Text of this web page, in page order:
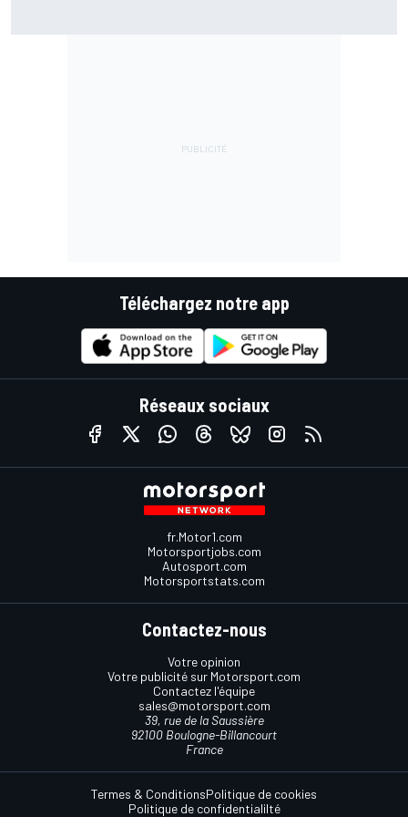
Téléchargez notre app
Réseaux sociaux
fr.Motor1.com
Motorsportjobs.com
Autosport.com
Motorsportstats.com
Contactez-nous
Votre opinion
Votre publicité sur Motorsport.com
Contactez l'équipe
sales@motorsport.com
39, rue de la Saussière
92100 Boulogne-Billancourt
France
Termes & ConditionsPolitique de cookies
Politique de confidentialilté